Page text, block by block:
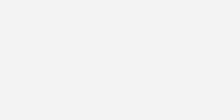
(su)